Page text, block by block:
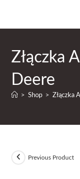
Złączka
Deere
> Shop > Złączka
Previous Product